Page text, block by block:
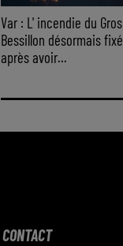
Var : L' incendie du Gros
Bessillon désormais fixé
après avoir...
CONTACT